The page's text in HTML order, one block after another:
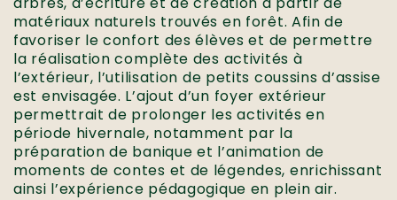
matériaux naturels trouvés en forêt. Afin de
favoriser le confort des élèves et de permettre
la réalisation complète des activités à
l’extérieur, l’utilisation de petits coussins d’assise
est envisagée. L’ajout d’un foyer extérieur
permettrait de prolonger les activités en
période hivernale, notamment par la
préparation de banique et l’animation de
moments de contes et de légendes, enrichissant
ainsi l’expérience pédagogique en plein air.